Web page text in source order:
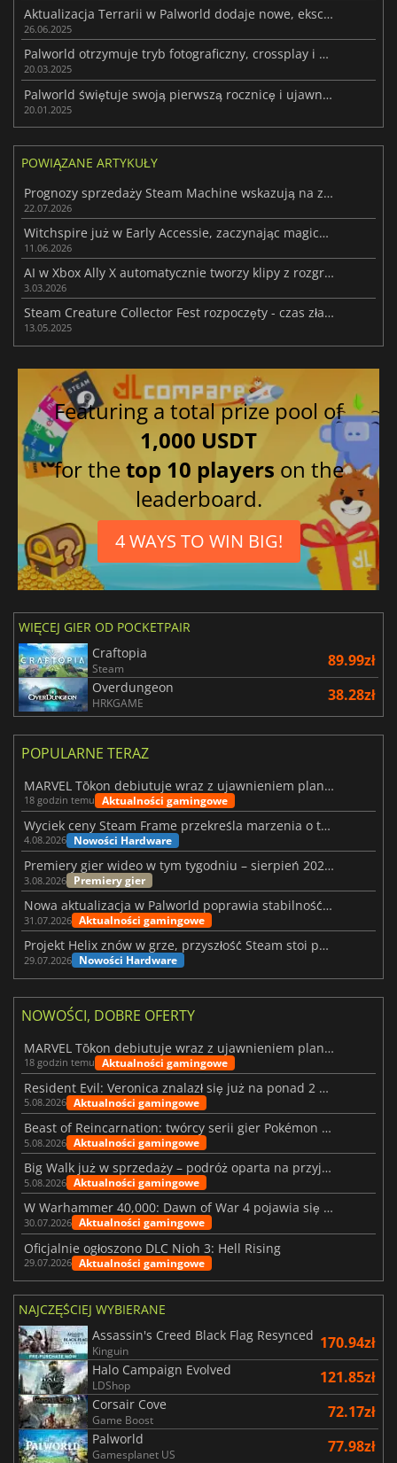
Aktualizacja Terrarii w Palworld dodaje nowe, ekscytujące funkcje
26.06.2025
Palworld otrzymuje tryb fotograficzny, crossplay i nie tylko
20.03.2025
Palworld świętuje swoją pierwszą rocznicę i ujawnia nadchodzącą zawartość
20.01.2025
POWIĄZANE ARTYKUŁY
Prognozy sprzedaży Steam Machine wskazują na zaskakująco udany debiut
22.07.2026
Witchspire już w Early Accessie, zaczynając magiczną przygodę o przetrwaniu
11.06.2026
AI w Xbox Ally X automatycznie tworzy klipy z rozgrywki i ważnych momentów
3.03.2026
Steam Creature Collector Fest rozpoczęty - czas złapać kilka świetnych okazji!
13.05.2025
Featuring a total prize pool of
1,000 USDT
for thetop 10 players on the
leaderboard.
4 WAYS TO WIN BIG!
WIĘCEJ GIER OD POCKETPAIR
Craftopia
Steam 89.99zł
Overdungeon
HRKGAME 38.28zł
POPULARNE TERAZ
MARVEL Tōkon debiutuje wraz z ujawnieniem planu rozwoju na pierwszy rok
18 godzin temu Aktualności gamingowe
Wyciek ceny Steam Frame przekreśla marzenia o tanim zestawie VR
4.08.2026 Nowości Hardware
Premiery gier wideo w tym tygodniu – sierpień 2026 r. (32. tydzień)
3.08.2026 Premiery gier
Nowa aktualizacja w Palworld poprawia stabilność Sunreach i walk z bossami
31.07.2026 Aktualności gamingowe
Projekt Helix znów w grze, przyszłość Steam stoi pod znakiem zapytania
29.07.2026 Nowości Hardware
NOWOŚCI, DOBRE OFERTY
MARVEL Tōkon debiutuje wraz z ujawnieniem planu rozwoju na pierwszy rok
18 godzin temu Aktualności gamingowe
Resident Evil: Veronica znalazł się już na ponad 2 milionach list życzeń
5.08.2026 Aktualności gamingowe
Beast of Reincarnation: twórcy serii gier Pokémon wkraczają na nową ścieżkę
5.08.2026 Aktualności gamingowe
Big Walk już w sprzedaży – podróż oparta na przyjaźni
5.08.2026 Aktualności gamingowe
W Warhammer 40,000: Dawn of War 4 pojawia się frakcja Nekronów
30.07.2026 Aktualności gamingowe
Oficjalnie ogłoszono DLC Nioh 3: Hell Rising
29.07.2026 Aktualności gamingowe
NAJCZĘŚCIEJ WYBIERANE
Assassin's Creed Black Flag Resynced
Kinguin 170.94zł
Halo Campaign Evolved
LDShop 121.85zł
Corsair Cove
Game Boost 72.17zł
Palworld
Gamesplanet US 77.98zł